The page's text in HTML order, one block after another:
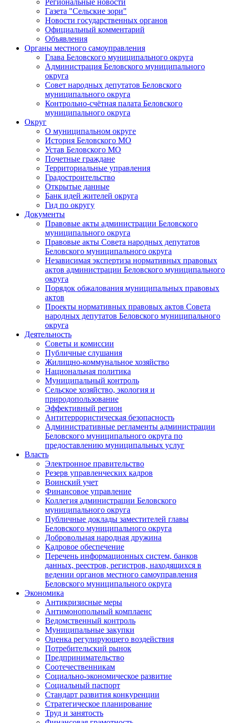
Региональные новости
Газета "Сельские зори"
Новости государственных органов
Официальный комментарий
Объявления
Органы местного самоуправления
Глава Беловского муниципального округа
Администрация Беловского муниципального
округа
Совет народных депутатов Беловского
муниципального округа
Контрольно-счётная палата Беловского
муниципального округа
Округ
О муниципальном округе
История Беловского МО
Устав Беловского МО
Почетные граждане
Территориальные управления
Градостроительство
Открытые данные
Банк идей жителей округа
Гид по округу
Документы
Правовые акты администрации Беловского
муниципального округа
Правовые акты Совета народных депутатов
Беловского муниципального округа
Независимая экспертиза нормативных правовых
актов администрации Беловского муниципального
округа
Порядок обжалования муниципальных правовых
актов
Проекты нормативных правовых актов Совета
народных депутатов Беловского муниципального
округа
Деятельность
Советы и комиссии
Публичные слушания
Жилищно-коммунальное хозяйство
Национальная политика
Муниципальный контроль
Сельское хозяйство, экология и
природопользование
Эффективный регион
Антитеррористическая безопасность
Административные регламенты администрации
Беловского муниципального округа по
предоставлению муниципальных услуг
Власть
Электронное правительство
Резерв управленческих кадров
Воинский учет
Финансовое управление
Коллегия администрации Беловского
муниципального округа
Публичные доклады заместителей главы
Беловского муниципального округа
Добровольная народная дружина
Кадровое обеспечение
Перечень информационных систем, банков
данных, реестров, регистров, находящихся в
ведении органов местного самоуправления
Беловского муниципального округа
Экономика
Антикризисные меры
Антимонопольный комплаенс
Ведомственный контроль
Муниципальные закупки
Оценка регулирующего воздействия
Потребительский рынок
Предпринимательство
Соотечественникам
Социально-экономическое развитие
Социальный паспорт
Стандарт развития конкуренции
Стратегическое планирование
Труд и занятость